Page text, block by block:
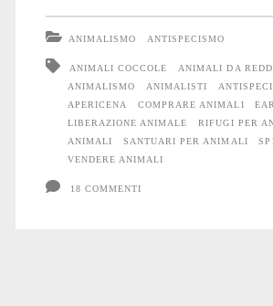
ANIMALISMO ANTISPECISMO
ANIMALI COCCOLE
ANIMALI DA
ANIMALISMO
ANIMALISTI
APERICENA
COMPRARE ANIMALI
LIBERAZIONE ANIMALE
RIFUGI PER
ANIMALI
SANTUARI PER ANIMALI
VENDERE ANIMALI
18 COMMENTI